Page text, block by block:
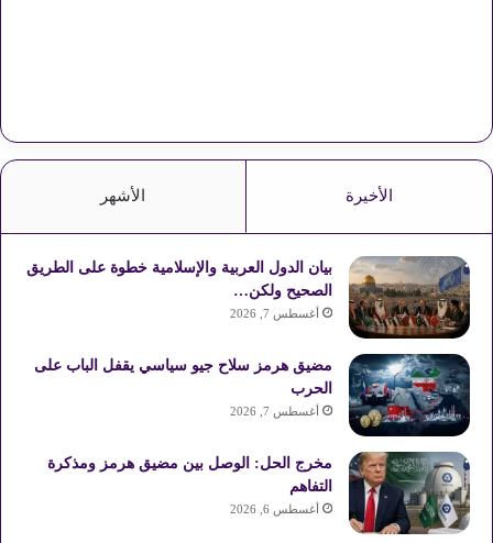
الأخيرة الأشهر
بيان الدول العربية والإسلامية خطوة على الطريق
الصحيح ولكن…
أغسطس 7, 2026
مضيق هرمز سلاح جيو سياسي يقفل الباب على
الحرب
أغسطس 7, 2026
مخرج الحل: الوصل بين مضيق هرمز ومذكرة
التفاهم
أغسطس 6, 2026